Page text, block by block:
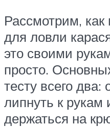
Рассмотрим, как
для ловли
это своими
просто.
тесту всего
липнуть к
держаться на